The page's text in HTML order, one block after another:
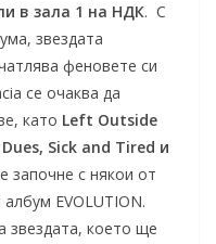
в зала 1 на НДК. С
звездата
феновете си
се очаква да
като Left Outside
Sick and Tired и
започне с някои от
EVOLUTION.
звездата, което ще